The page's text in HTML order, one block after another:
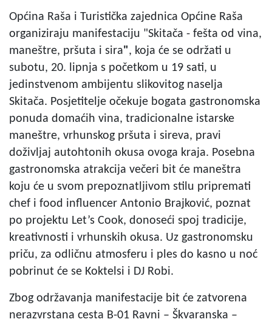
Općina Raša i Turistička zajednica Općine Raša
organiziraju manifestaciju "Skitača - fešta od vina,
maneštre, pršuta i sira", koja će se održati u
subotu, 20. lipnja s početkom u 19 sati, u
jedinstvenom ambijentu slikovitog naselja
Skitača. Posjetitelje očekuje bogata gastronomska
ponuda domaćih vina, tradicionalne istarske
maneštre, vrhunskog pršuta i sireva, pravi
doživljaj autohtonih okusa ovoga kraja. Posebna
gastronomska atrakcija večeri bit će maneštra
koju će u svom prepoznatljivom stilu pripremati
chef i food influencer Antonio Brajković, poznat
po projektu Let’s Cook, donoseći spoj tradicije,
kreativnosti i vrhunskih okusa. Uz gastronomsku
priču, za odličnu atmosferu i ples do kasno u noć
pobrinut će se Koktelsi i DJ Robi.
Zbog održavanja manifestacije bit će zatvorena
nerazvrstana cesta B-01 Ravni – Škvaranska –